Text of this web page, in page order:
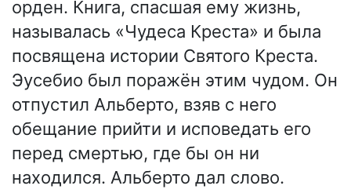
орден. Книга, спасшая ему жизнь,
называлась «Чудеса Креста» и была
посвящена истории Святого Креста.
Эусебио был поражён этим чудом. Он
отпустил Альберто, взяв с него
обещание прийти и исповедать его
перед смертью, где бы он ни
находился. Альберто дал слово.